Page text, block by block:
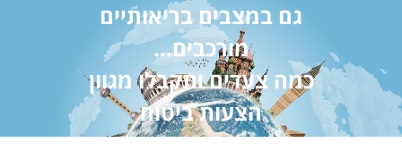
גם במצבים בריאותיים
מורכבים...
כמה צעדים ותקבלו מגוון
הצעות ביטוח